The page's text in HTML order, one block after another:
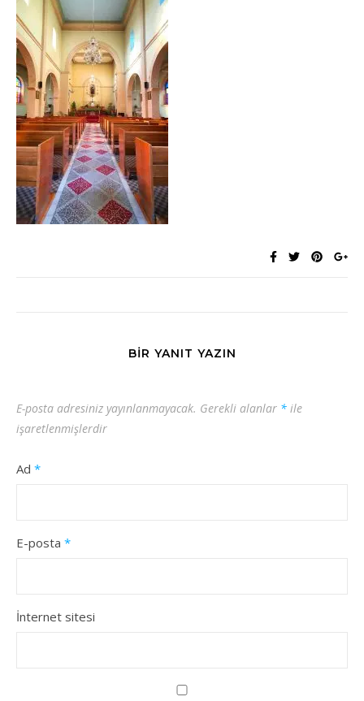
BIR YANIT YAZIN
E-posta adresiniz yayınlanmayacak. Gerekli alanlar * ile
işaretlenmişlerdir
Ad *
E-posta *
İnternet sitesi